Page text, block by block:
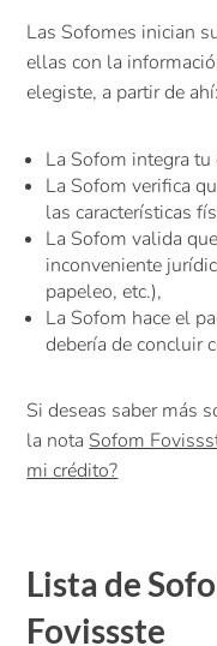
Las Sofomes inician
ellas con la
elegiste, a partir de ahí:
La Sofom integra tu
La Sofom verifica
las características
La Sofom valida
inconveniente
papeleo, etc.),
La Sofom hace el
debería de concluir
Si deseas saber más
la nota Sofom
mi crédito?
Lista de
Fovissste